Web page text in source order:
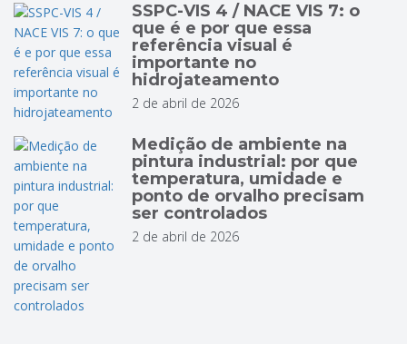
SSPC-VIS 4 / NACE VIS 7: o
que é e por que essa
referência visual é
importante no
hidrojateamento
2 de abril de 2026
Medição de ambiente na
pintura industrial: por que
temperatura, umidade e
ponto de orvalho precisam
ser controlados
2 de abril de 2026